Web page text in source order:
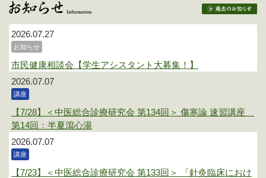
2026.07.27
お知らせ
市民健康相談会【学生アシスタント大募集！】
2026.07.07
講座
【7/28】＜中医総合診療研究会 第134回＞ 傷寒論 速習講座
第14回：半夏瀉心湯
2026.07.07
講座
【7/23】＜中医総合診療研究会 第133回＞ 「針灸臨床におけ